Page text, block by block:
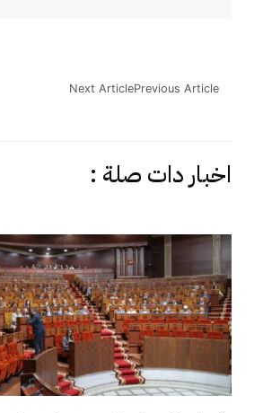
Previous Article
Next Article
اخبار دات صلة :